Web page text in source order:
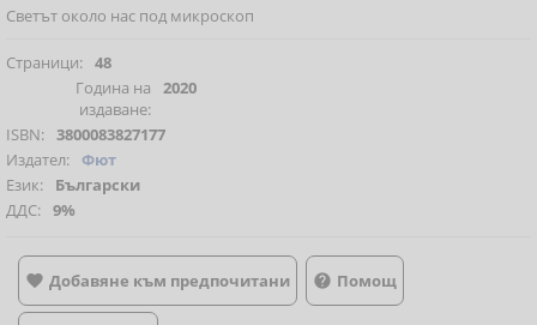
Светът около нас под микроскоп
Страници: 48
Година на
издаване:
2020
ISBN: 3800083827177
Издател: Фют
Език:
Български
ДДС: 9%
 Добавяне към предпочитани  Помощ